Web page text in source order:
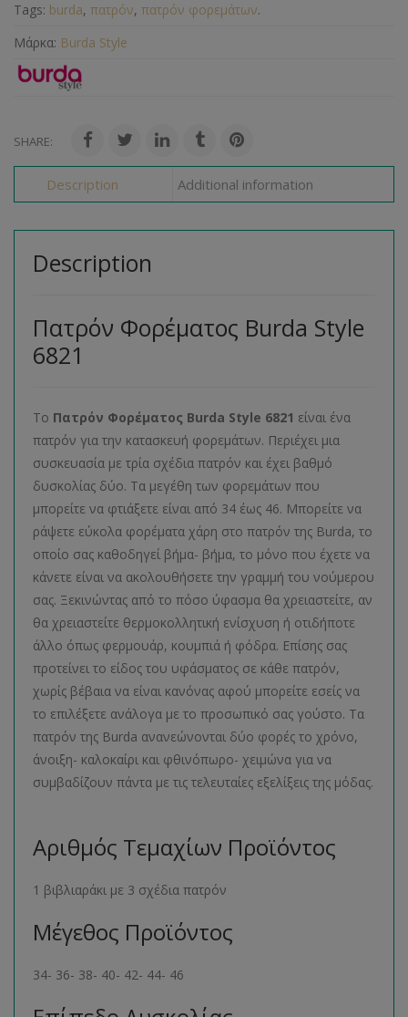
Tags: burda, πατρόν, πατρόν φορεμάτων.
Μάρκα: Burda Style
SHARE:
Description Additional information
Description
Πατρόν Φορέματος Burda Style
6821
Το Πατρόν Φορέματος Burda Style 6821 είναι ένα
πατρόν για την κατασκευή φορεμάτων. Περιέχει μια
συσκευασία με τρία σχέδια πατρόν και έχει βαθμό
δυσκολίας δύο. Τα μεγέθη των φορεμάτων που
μπορείτε να φτιάξετε είναι από 34 έως 46. Μπορείτε να
ράψετε εύκολα φορέματα χάρη στο πατρόν της Burda, το
οποίο σας καθοδηγεί βήμα- βήμα, το μόνο που έχετε να
κάνετε είναι να ακολουθήσετε την γραμμή του νούμερου
σας. Ξεκινώντας από το πόσο ύφασμα θα χρειαστείτε, αν
θα χρειαστείτε θερμοκολλητική ενίσχυση ή οτιδήποτε
άλλο όπως φερμουάρ, κουμπιά ή φόδρα. Επίσης σας
προτείνει το είδος του υφάσματος σε κάθε πατρόν,
χωρίς βέβαια να είναι κανόνας αφού μπορείτε εσείς να
το επιλέξετε ανάλογα με το προσωπικό σας γούστο. Τα
πατρόν της Burda ανανεώνονται δύο φορές το χρόνο,
άνοιξη- καλοκαίρι και φθινόπωρο- χειμώνα για να
συμβαδίζουν πάντα με τις τελευταίες εξελίξεις της μόδας.
Αριθμός Τεμαχίων Προϊόντος
1 βιβλιαράκι με 3 σχέδια πατρόν
Μέγεθος Προϊόντος
34- 36- 38- 40- 42- 44- 46